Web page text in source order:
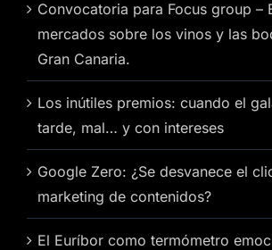
Convocatoria para Focus group –
mercados sobre los vinos y las
Gran Canaria.
Los inútiles premios: cuando el
tarde, mal… y con intereses
Google Zero: ¿Se desvanece el
marketing de contenidos?
El Euríbor como termómetro